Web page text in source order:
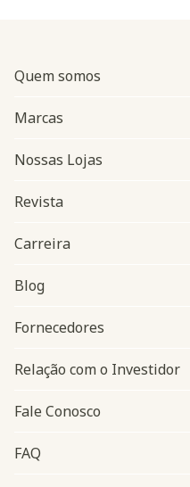
Navegação do rodapé
Quem somos
Marcas
Nossas Lojas
Revista
Carreira
Blog
Fornecedores
Relação com o Investidor
Fale Conosco
FAQ